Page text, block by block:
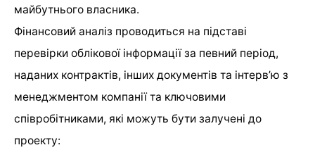
майбутнього власника.
Фінансовий аналіз проводиться на підставі
перевірки облікової інформації за певний період,
наданих контрактів, інших документів та інтерв’ю з
менеджментом компанії та ключовими
співробітниками, які можуть бути залучені до
проекту: